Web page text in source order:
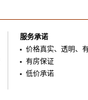
服务承诺
价格真实、透明、
有房保证
低价承诺